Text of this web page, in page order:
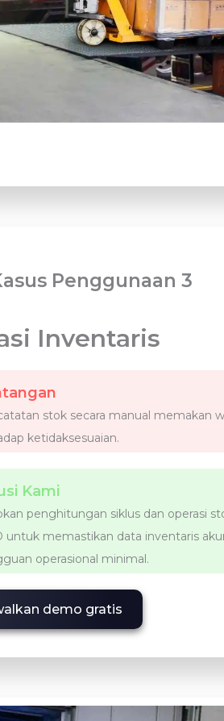
Penggunaan 3
Inventaris
stok secara manual memakan
ketidaksesuaian.
Kami
penghitungan siklus dan operasi
untuk memastikan data inventaris
operasional minimal.
demo gratis